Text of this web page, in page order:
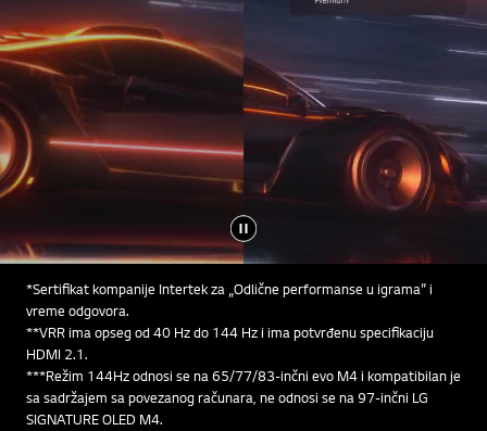
*Sertifikat kompanije Intertek za „Odlične performanse u igrama” i
vreme odgovora.
**VRR ima opseg od 40 Hz do 144 Hz i ima potvrđenu specifikaciju
HDMI 2.1.
***Režim 144Hz odnosi se na 65/77/83-inčni evo M4 i kompatibilan je
sa sadržajem sa povezanog računara, ne odnosi se na 97-inčni LG
SIGNATURE OLED M4.